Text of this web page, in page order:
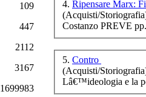
109
447
2112
3167
1699983
4. Ripensare Marx:
(Acquisti/
Costanzo PREVE
5. Contro
(Acquisti/
Lâ€™ideologia e la